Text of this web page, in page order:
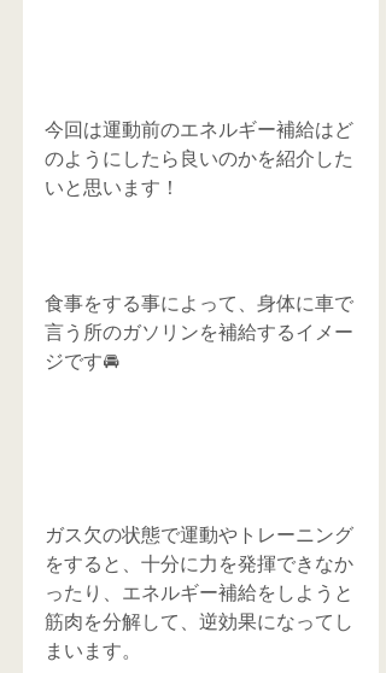
今回は運動前のエネルギー補給はど
のようにしたら良いのかを紹介した
いと思います！
食事をする事によって、身体に車で
言う所のガソリンを補給するイメー
ジです🚘
ガス欠の状態で運動やトレーニング
をすると、十分に力を発揮できなか
ったり、エネルギー補給をしようと
筋肉を分解して、逆効果になってし
まいます。